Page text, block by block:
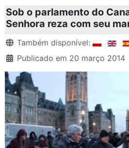
Sob o parlamento do
Senhora reza com seu
Detalhes
Também disponível:
Publicado em 20 março 2014